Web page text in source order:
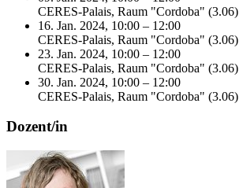
CERES-Palais, Raum "Cordoba" (3.06)
16. Jan. 2024, 10:00 – 12:00
CERES-Palais, Raum "Cordoba" (3.06)
23. Jan. 2024, 10:00 – 12:00
CERES-Palais, Raum "Cordoba" (3.06)
30. Jan. 2024, 10:00 – 12:00
CERES-Palais, Raum "Cordoba" (3.06)
Dozent/in